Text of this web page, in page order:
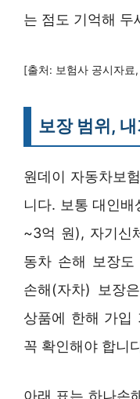
는 점도 기억해 두
[출처: 보험사 공시자료
보장 범위,
원데이 자동차보
니다. 보통 대인
~3억 원), 자기신
동차 손해 보장
손해(자차) 보장
상품에 한해 가입
꼭 확인해야 합니
아래 표는 하나손